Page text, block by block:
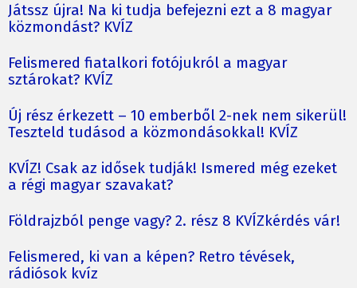
Játssz újra! Na ki tudja befejezni ezt a 8 magyar
közmondást? KVÍZ
Felismered fiatalkori fotójukról a magyar
sztárokat? KVÍZ
Új rész érkezett – 10 emberből 2-nek nem sikerül!
Teszteld tudásod a közmondásokkal! KVÍZ
KVÍZ! Csak az idősek tudják! Ismered még ezeket
a régi magyar szavakat?
Földrajzból penge vagy? 2. rész 8 KVÍZkérdés vár!
Felismered, ki van a képen? Retro tévések,
rádiósok kvíz